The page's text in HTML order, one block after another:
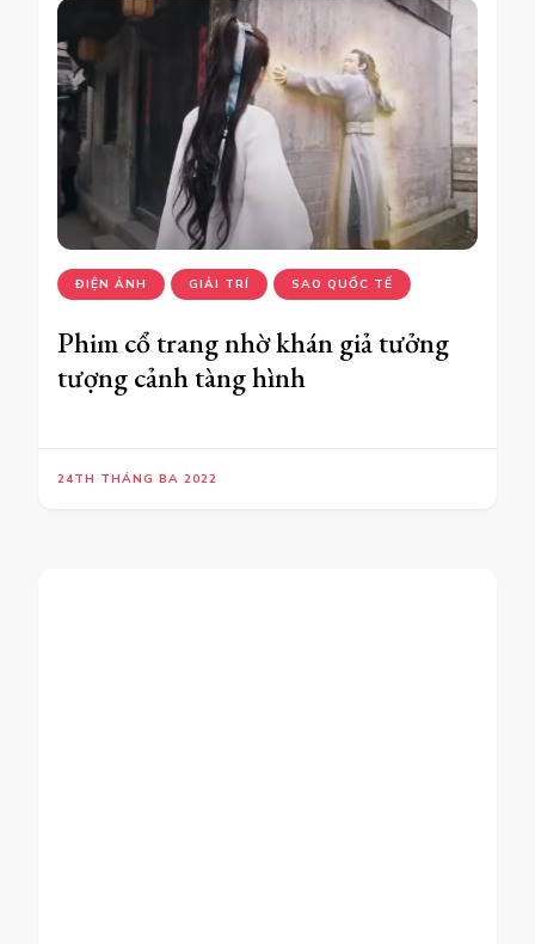
ĐIỆN ẢNH GIẢI TRÍ SAO QUỐC TẾ
Phim cổ trang nhờ khán giả tưởng
tượng cảnh tàng hình
24TH THÁNG BA 2022